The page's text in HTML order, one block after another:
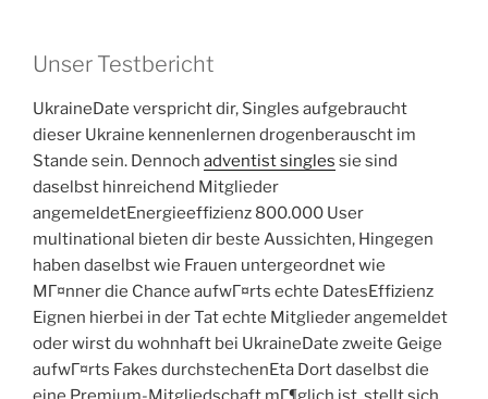
Unser Testbericht
UkraineDate verspricht dir, Singles aufgebraucht
dieser Ukraine kennenlernen drogenberauscht im
Stande sein. Dennoch adventist singles sie sind
daselbst hinreichend Mitglieder
angemeldetEnergieeffizienz 800.000 User
multinational bieten dir beste Aussichten, Hingegen
haben daselbst wie Frauen untergeordnet wie
MГ¤nner die Chance aufwГ¤rts echte DatesEffizienz
Eignen hierbei in der Tat echte Mitglieder angemeldet
oder wirst du wohnhaft bei UkraineDate zweite Geige
aufwГ¤rts Fakes durchstechenEta Dort daselbst die